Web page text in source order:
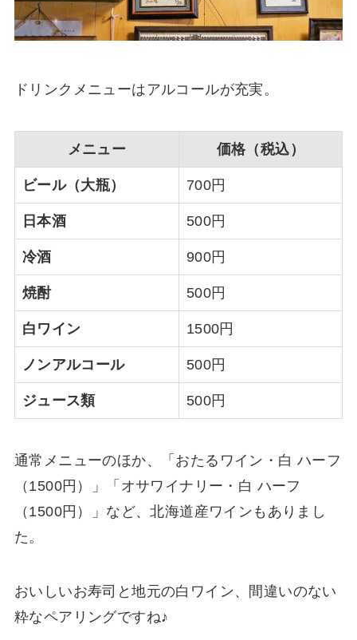
ドリンクメニューはアルコールが充実。
メニュー 価格（税込）
ビール（大瓶） 700円
日本酒 500円
冷酒 900円
焼酎 500円
白ワイン 1500円
ノンアルコール 500円
ジュース類 500円
通常メニューのほか、「おたるワイン・白 ハーフ
（1500円）」「オサワイナリー・白 ハーフ
（1500円）」など、北海道産ワインもありまし
た。
おいしいお寿司と地元の白ワイン、間違いのない
粋なペアリングですね♪